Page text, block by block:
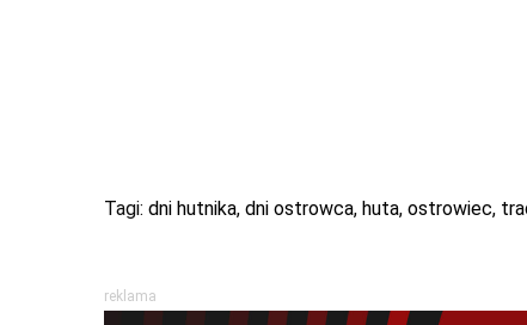
Tagi: dni hutnika, dni ostrowca, huta, ostrowiec,
reklama